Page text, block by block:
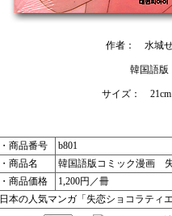
作者： 水城
韓国語版
サイズ：
・商品番号
b801
・商品名
韓国語版コミック漫画
・商品価格
1,200円／冊
日本の人気マンガ「失恋ショコラティ